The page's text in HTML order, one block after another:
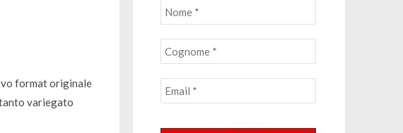
format originale
variegato